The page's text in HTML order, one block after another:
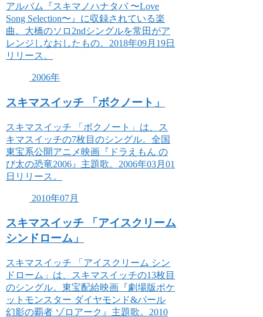
アルバム『スキマノハナタバ 〜Love
Song Selection〜』に収録されている楽
曲。大橋のソロ2ndシングルを常田がア
レンジしなおしたもの。2018年09月19日
リリース。
2006年
スキマスイッチ 「ボクノート」
スキマスイッチ 「ボクノート」は、ス
キマスイッチの7枚目のシングル。全国
東宝系公開アニメ映画『ドラえもん の
び太の恐竜2006』主題歌。2006年03月01
日リリース。
2010年07月
スキマスイッチ 「アイスクリーム
シンドローム」
スキマスイッチ 「アイスクリーム シン
ドローム」は、スキマスイッチの13枚目
のシングル。東宝配給映画『劇場版ポケ
ットモンスター ダイヤモンド&パール
幻影の覇者 ゾロアーク』主題歌。2010